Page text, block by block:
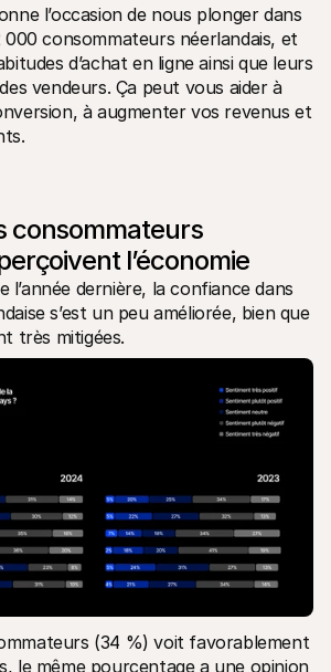
- nous
Mollie figure sur votre relevé bancaire
support
l’occasion de nous plonger dans
000 consommateurs néerlandais, et
d’achat en ligne ainsi que leurs
vendeurs. Ça peut vous aider à
à augmenter vos revenus et
consommateurs
l’économie
l’année dernière, la confiance dans
s’est un peu améliorée, bien que
très mitigées.
(34 %) voit favorablement
le même pourcentage a une opinion